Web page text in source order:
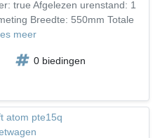
true Afgelezen urenstand: 1
Breedte: 550mm Totale
meer
0 biedingen